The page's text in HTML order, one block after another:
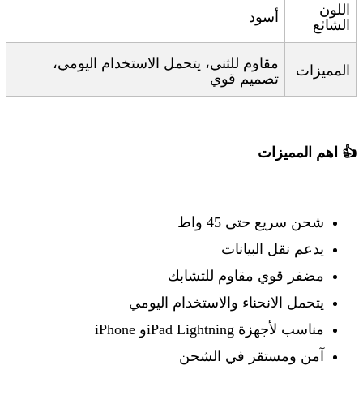
اللون
الشائع
أسود
المميزات
مقاوم للثني، يتحمل الاستخدام اليومي،
تصميم قوي
👍 اهم المميزات
شحن سريع حتى 45 واط
يدعم نقل البيانات
مضفر قوي مقاوم للتشابك
يتحمل الانحناء والاستخدام اليومي
مناسب لأجهزة
iPhone وiPad Lightning
آمن ومستقر في الشحن